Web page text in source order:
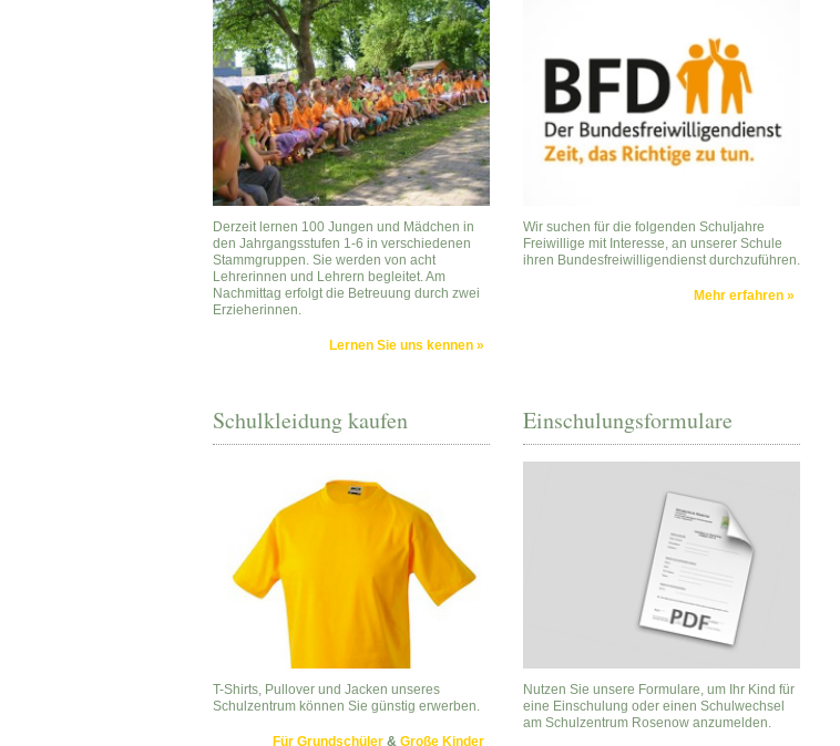
Derzeit lernen 100 Jungen und Mädchen in
den Jahrgangsstufen 1-6 in verschiedenen
Stammgruppen. Sie werden von acht
Lehrerinnen und Lehrern begleitet. Am
Nachmittag erfolgt die Betreuung durch zwei
Erzieherinnen.
Lernen Sie uns kennen »
Wir suchen für die folgenden Schuljahre
Freiwillige mit Interesse, an unserer Schule
ihren Bundesfreiwilligendienst durchzuführen.
Mehr erfahren »
Schulkleidung kaufen
T-Shirts, Pullover und Jacken unseres
Schulzentrum können Sie günstig erwerben.
Für Grundschüler & Große Kinder
Einschulungsformulare
Nutzen Sie unsere Formulare, um Ihr Kind für
eine Einschulung oder einen Schulwechsel
am Schulzentrum Rosenow anzumelden.